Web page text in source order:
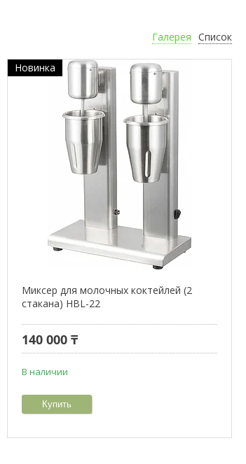
Галерея Список
Новинка
Миксер для молочных коктейлей (2
стакана) HBL-22
140 000 ₸
В наличии
Купить